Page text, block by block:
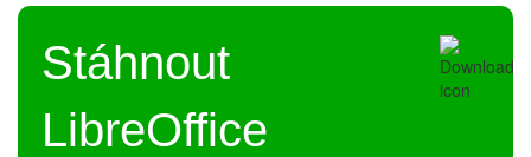
Stáhnout
LibreOffice